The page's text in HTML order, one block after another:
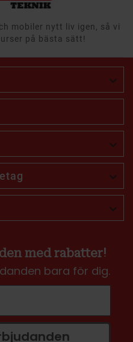
mobiler nytt liv igen, så vi
på bästa sätt!




med rabatter!
bara för dig.